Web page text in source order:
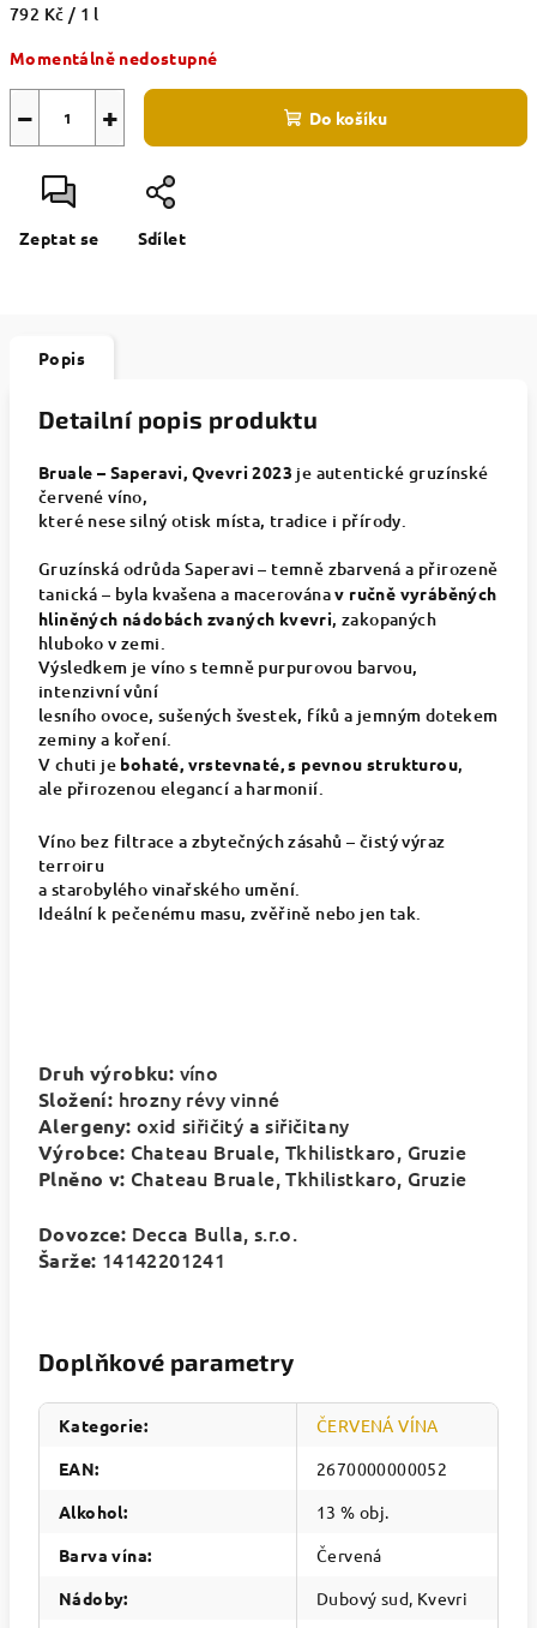
Měrná
792 Kč / 1 l
Momentálně nedostupné
+
− Do košíku
Zeptat se Sdílet
Popis
Detailní popis produktu
Bruale – Saperavi, Qvevri 2023 je autentické gruzínské
červené víno,
které nese silný otisk místa, tradice i přírody.
Gruzínská odrůda Saperavi – temně zbarvená a přirozeně
tanická – byla kvašena a macerovánav ručně vyráběných
hliněných nádobách zvaných kvevri, zakopaných
hluboko v zemi.
Výsledkem je víno s temně purpurovou barvou,
intenzivní vůní
lesního ovoce, sušených švestek, fíků a jemným dotekem
zeminy a koření.
V chuti je bohaté, vrstevnaté, s pevnou strukturou,
ale přirozenou elegancí a harmonií.
Víno bez filtrace a zbytečných zásahů – čistý výraz
terroiru
a starobylého vinařského umění.
Ideální k pečenému masu, zvěřině nebo jen tak.
Druh výrobku: víno
Složení: hrozny révy vinné
Alergeny: oxid siřičitý a siřičitany
Výrobce: Chateau Bruale,Tkhilistkaro, Gruzie
Plněno v: Chateau Bruale,Tkhilistkaro, Gruzie
Dovozce: Decca Bulla, s.r.o.
Šarže: 14142201241
Doplňkové parametry
Kategorie:
ČERVENÁ VÍNA
EAN:
2670000000052
Alkohol:
13 % obj.
Barva vína:
Červená
Nádoby:
Dubový sud, Kvevri